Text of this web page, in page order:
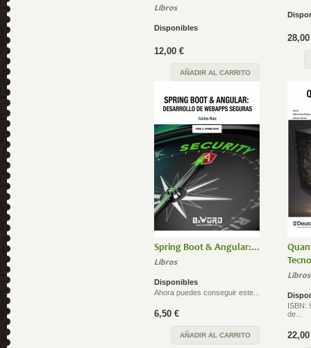
Libros
Disponibles
12,00 €
AÑADIR AL CARRITO
Spring Boot & Angular:...
Libros
Disponibles
Ahora puedes conseguir este...
6,50 €
AÑADIR AL CARRITO
Libros
ISBN:
de...